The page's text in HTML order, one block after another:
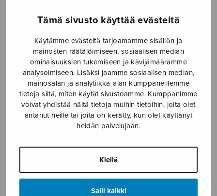
Tämä sivusto käyttää evästeitä
Käytämme evästeitä tarjoamamme sisällön ja
mainosten räätälöimiseen, sosiaalisen median
ominaisuuksien tukemiseen ja kävijämäärämme
analysoimiseen. Lisäksi jaamme sosiaalisen median,
mainosalan ja analytiikka-alan kumppaneillemme
tietoja siitä, miten käytät sivustoamme. Kumppanimme
voivat yhdistää näitä tietoja muihin tietoihin, joita olet
antanut heille tai joita on kerätty, kun olet käyttänyt
heidän palvelujaan.
Kiellä
Salli kaikki
6,80€